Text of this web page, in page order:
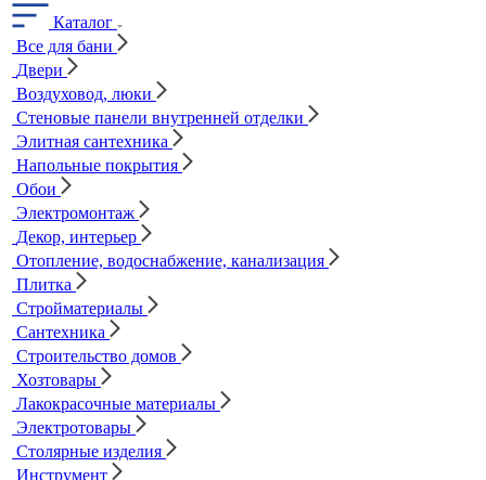
Каталог
Все для бани
Двери
Воздуховод, люки
Стеновые панели внутренней отделки
Элитная сантехника
Напольные покрытия
Обои
Электромонтаж
Декор, интерьер
Отопление, водоснабжение, канализация
Плитка
Стройматериалы
Сантехника
Строительство домов
Хозтовары
Лакокрасочные материалы
Электротовары
Столярные изделия
Инструмент